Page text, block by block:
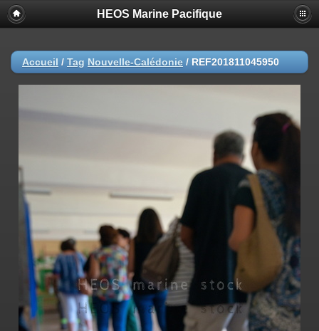
HEOS Marine Pacifique
Accueil / Tag Nouvelle-Calédonie / REF201811045950